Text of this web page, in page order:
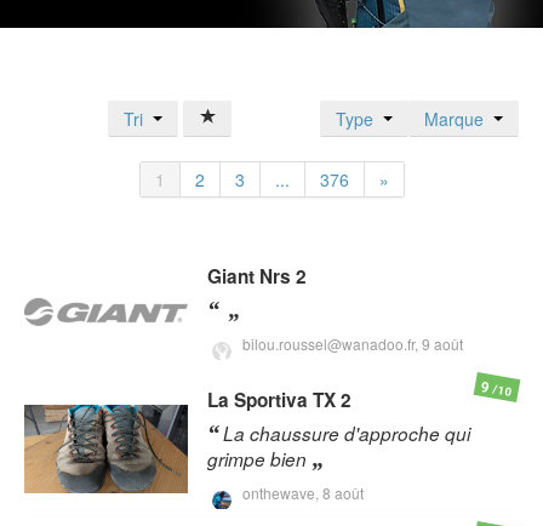
Tri Marque
Type
1 2 3 ... 376 »
Giant Nrs 2
bilou.roussel@wanadoo.fr, 9 août
La Sportiva TX 2
La chaussure d'approche qui
grimpe bien
onthewave, 8 août
9/10